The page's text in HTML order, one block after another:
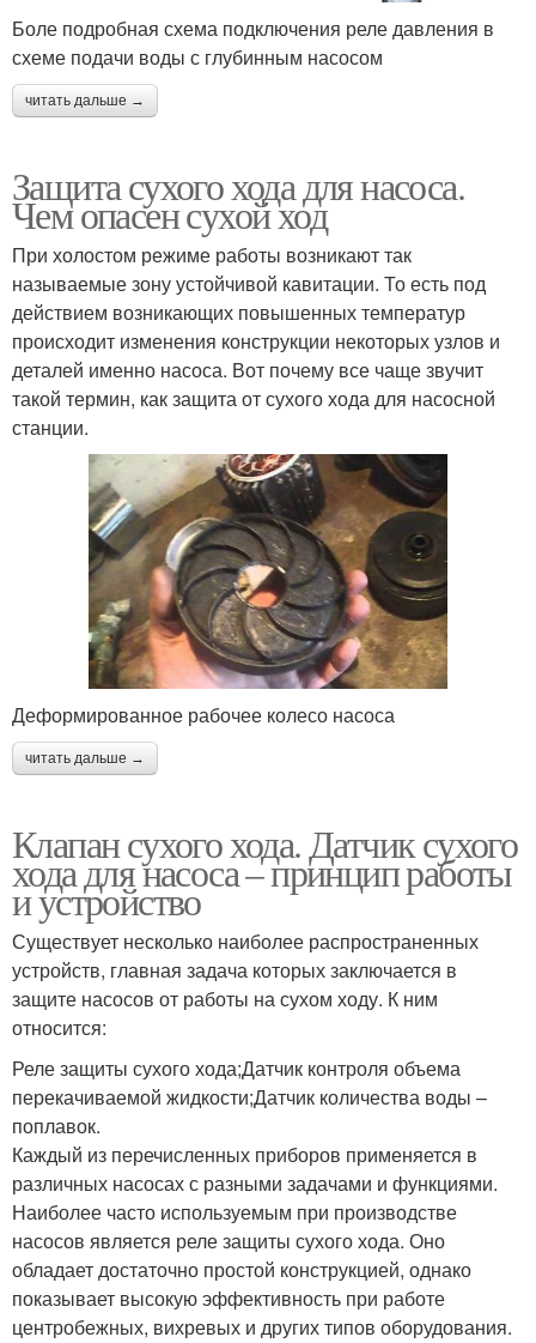
Боле подробная схема подключения реле давления в
схеме подачи воды с глубинным насосом
читать дальше →
Защита сухого хода для насоса.
Чем опасен сухой ход
При холостом режиме работы возникают так
называемые зону устойчивой кавитации. То есть под
действием возникающих повышенных температур
происходит изменения конструкции некоторых узлов и
деталей именно насоса. Вот почему все чаще звучит
такой термин, как защита от сухого хода для насосной
станции.
Деформированное рабочее колесо насоса
читать дальше →
Клапан сухого хода. Датчик сухого
хода для насоса – принцип работы
и устройство
Существует несколько наиболее распространенных
устройств, главная задача которых заключается в
защите насосов от работы на сухом ходу. К ним
относится:
Реле защиты сухого хода;Датчик контроля объема
перекачиваемой жидкости;Датчик количества воды –
поплавок.
Каждый из перечисленных приборов применяется в
различных насосах с разными задачами и функциями.
Наиболее часто используемым при производстве
насосов является реле защиты сухого хода. Оно
обладает достаточно простой конструкцией, однако
показывает высокую эффективность при работе
центробежных, вихревых и других типов оборудования.